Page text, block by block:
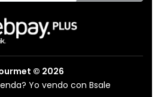
© 2026
Yo vendo con Bsale